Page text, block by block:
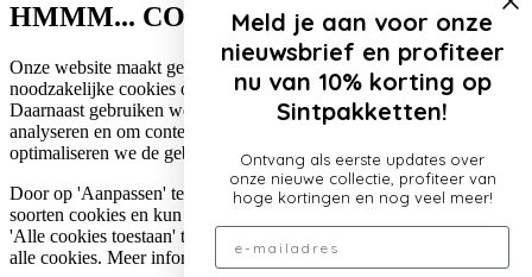
HMMM... COOKIES!
Onze website maakt gebruik van cookies. Zo gebruiken wij
noodzakelijke cookies om de website functioneel te houden.
Daarnaast gebruiken we cookies om het verkeer op onze website te
analyseren en om content te personaliseren. Op deze manier
optimaliseren we de gebruikerservaring op onze website.
Door op 'Aanpassen' te klikken, lees je meer over de specifieke
soorten cookies en kun je jouw voorkeuren aanpassen. Door op
'Alle cookies toestaan' te klikken, ga je akkoord met het gebruik van
alle cookies. Meer informatie over ons cookiebeleid lees je
Meld je aan voor onze
nieuwsbrief en profiteer
nu van 10% korting op
Sintpakketten!
Ontvang als eerste updates over
onze nieuwe collectie, profiteer van
hoge kortingen en nog veel meer!
Email